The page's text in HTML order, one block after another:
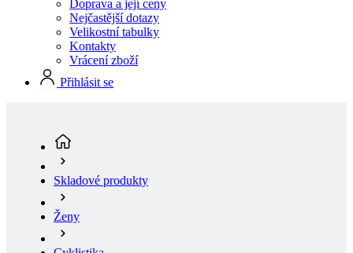
Přihlásit se
Ženy
Cyklistika
Bundy